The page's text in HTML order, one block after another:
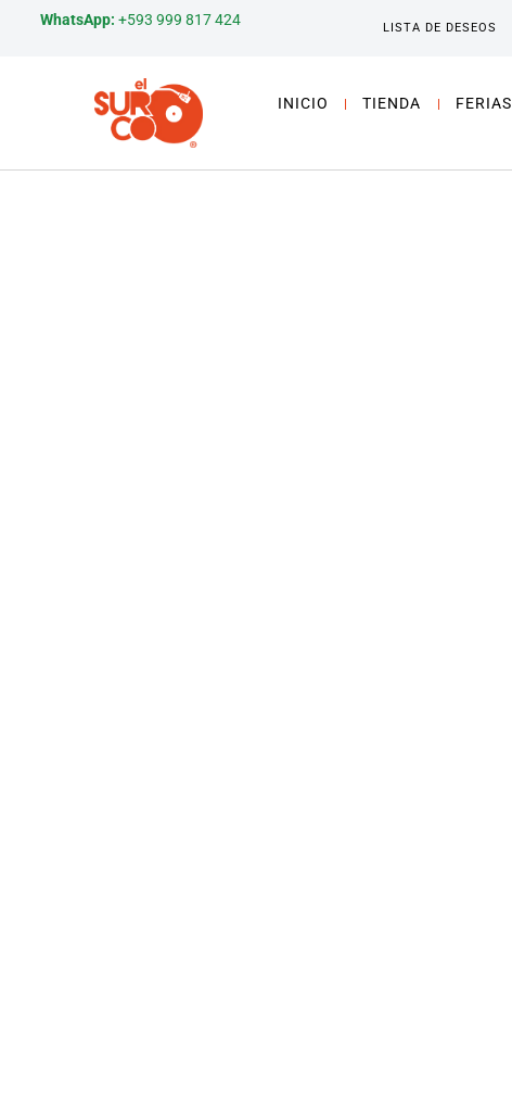
WhatsApp: +593 999 817 424 LISTA DE DESEOS
INICIO TIENDA FERIAS